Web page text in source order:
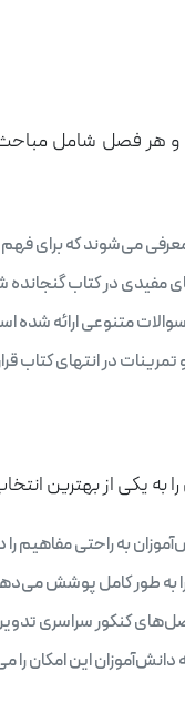
شده است و هر
می‌شوند که برای
مفیدی در کتاب
متنوعی ارائه شده
در انتهای کتاب
به راحتی مفاهیم را
طور کامل پوشش
کنکور سراسری
دانش‌آموزان این امکان